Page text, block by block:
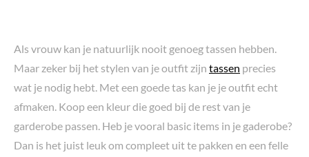
Als vrouw kan je natuurlijk nooit genoeg tassen hebben.
Maar zeker bij het stylen van je outfit zijn tassen precies
wat je nodig hebt. Met een goede tas kan je je outfit echt
afmaken. Koop een kleur die goed bij de rest van je
garderobe passen. Heb je vooral basic items in je gaderobe?
Dan is het juist leuk om compleet uit te pakken en een felle